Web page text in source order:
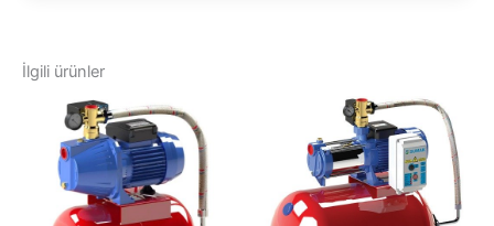
İlgili ürünler